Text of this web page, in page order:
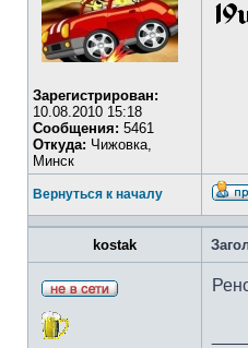
Зарегистрирован:
10.08.2010 15:18
Сообщения: 5461
Откуда: Чижовка,
Минск
Вернуться к началу
kostak